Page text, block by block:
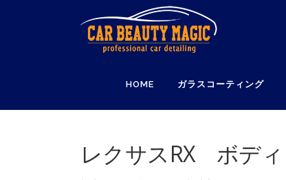
HOME ガラスコーティング
レクサスRX ボデ